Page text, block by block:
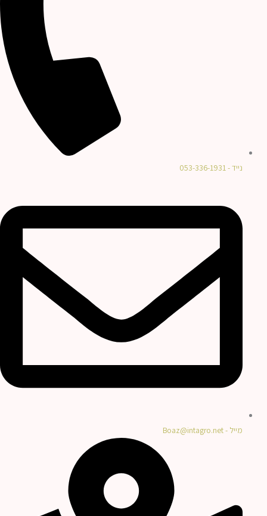
נייד - 053-336-1931
מייל - Boaz@intagro.net